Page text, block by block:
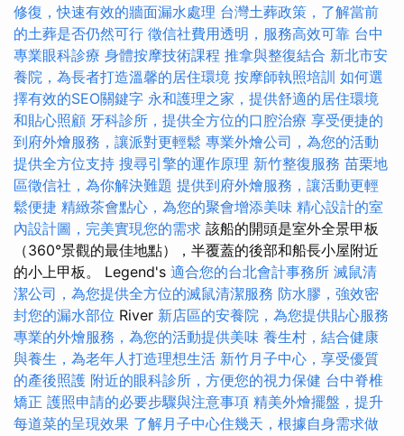
修復，快速有效的牆面漏水處理 台灣土葬政策，了解當前
的土葬是否仍然可行 徵信社費用透明，服務高效可靠 台中
專業眼科診療 身體按摩技術課程 推拿與整復結合 新北市安
養院，為長者打造溫馨的居住環境 按摩師執照培訓 如何選
擇有效的SEO關鍵字 永和護理之家，提供舒適的居住環境
和貼心照顧 牙科診所，提供全方位的口腔治療 享受便捷的
到府外燴服務，讓派對更輕鬆 專業外燴公司，為您的活動
提供全方位支持 搜尋引擎的運作原理 新竹整復服務 苗栗地
區徵信社，為你解決難題 提供到府外燴服務，讓活動更輕
鬆便捷 精緻茶會點心，為您的聚會增添美味 精心設計的室
內設計圖，完美實現您的需求 該船的開頭是室外全景甲板
（360°景觀的最佳地點），半覆蓋的後部和船長小屋附近
的小上甲板。 Legend's 適合您的台北會計事務所 滅鼠清
潔公司，為您提供全方位的滅鼠清潔服務 防水膠，強效密
封您的漏水部位 River 新店區的安養院，為您提供貼心服務
專業的外燴服務，為您的活動提供美味 養生村，結合健康
與養生，為老年人打造理想生活 新竹月子中心，享受優質
的產後照護 附近的眼科診所，方便您的視力保健 台中脊椎
矯正 護照申請的必要步驟與注意事項 精美外燴擺盤，提升
每道菜的呈現效果 了解月子中心住幾天，根據自身需求做